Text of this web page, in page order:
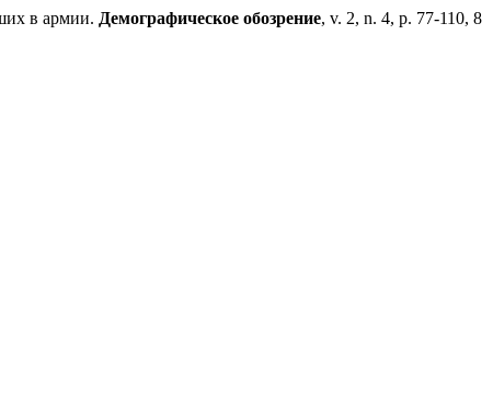
в армии. Демографическое обозрение, v. 2, n. 4, p. 77-110, 8